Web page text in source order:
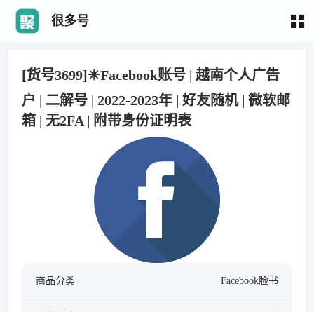
很多号
[货号3699]✴️Facebook账号 | 越南个人广告
户 | 二解号 | 2022-2023年 | 好友随机 | 微软邮
箱 | 无2FA | 附带身份证明表
商品分类 Facebook脸书